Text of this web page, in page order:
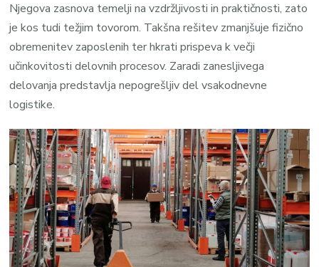
Njegova zasnova temelji na vzdržljivosti in praktičnosti, zato
je kos tudi težjim tovorom. Takšna rešitev zmanjšuje fizično
obremenitev zaposlenih ter hkrati prispeva k večji
učinkovitosti delovnih procesov. Zaradi zanesljivega
delovanja predstavlja nepogrešljiv del vsakodnevne
logistike.